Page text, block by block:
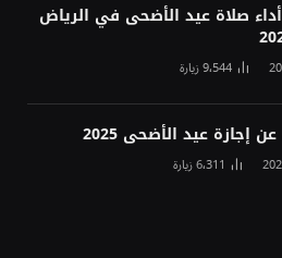
صلاة عيد الأضحى في الرياض
9٬544زيارة
إجازة عيد الأضحى 2025
6٬311زيارة